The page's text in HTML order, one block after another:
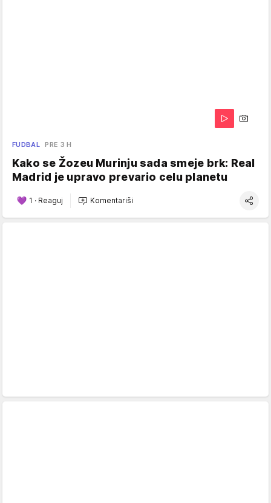
FUDBAL PRE 3 H
Kako se Žozeu Murinju sada smeje brk: Real
Madrid je upravo prevario celu planetu
1 · Reaguj Komentariši